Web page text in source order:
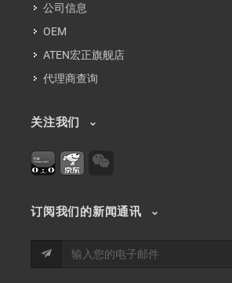
公司信息
OEM
ATEN宏正旗舰店
代理商查询
关注我们
订阅我们的新闻通讯